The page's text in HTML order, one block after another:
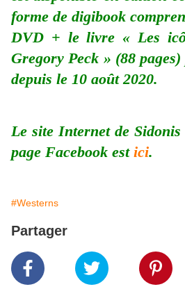
forme de digibook
DVD + le livre « Les
Gregory Peck » (88
depuis le 10 août 2020.
Le site Internet de Sidonis
page Facebook est ici.
#Westerns
Partager